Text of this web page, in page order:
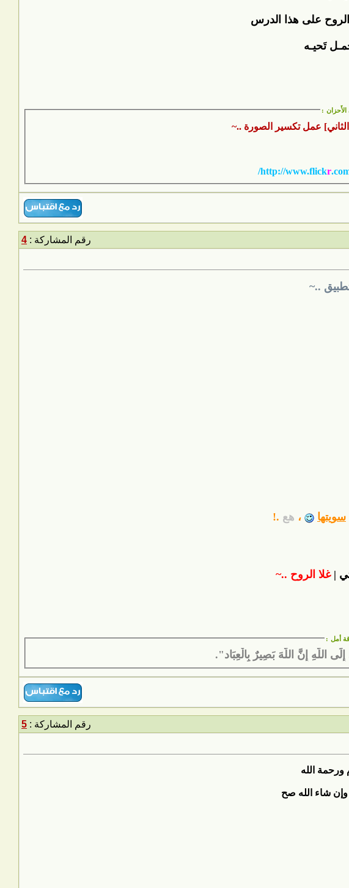
الروح على هذا الدرس
تَحيـه
:
http://www.flickr
رقم المشاركة : 4
..~
سويتها ، هع .!
|غلا الروح ..~
:
اللَّهِ إِنَّ اللَّهَ بَصِيرٌ بِالْعِبَاد".
رقم المشاركة : 5
ورحمة الله
وإن شاء الله صح